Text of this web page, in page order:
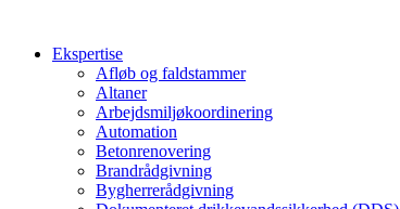
Ekspertise
Afløb og faldstammer
Altaner
Arbejdsmiljøkoordinering
Automation
Betonrenovering
Brandrådgivning
Bygherrerådgivning